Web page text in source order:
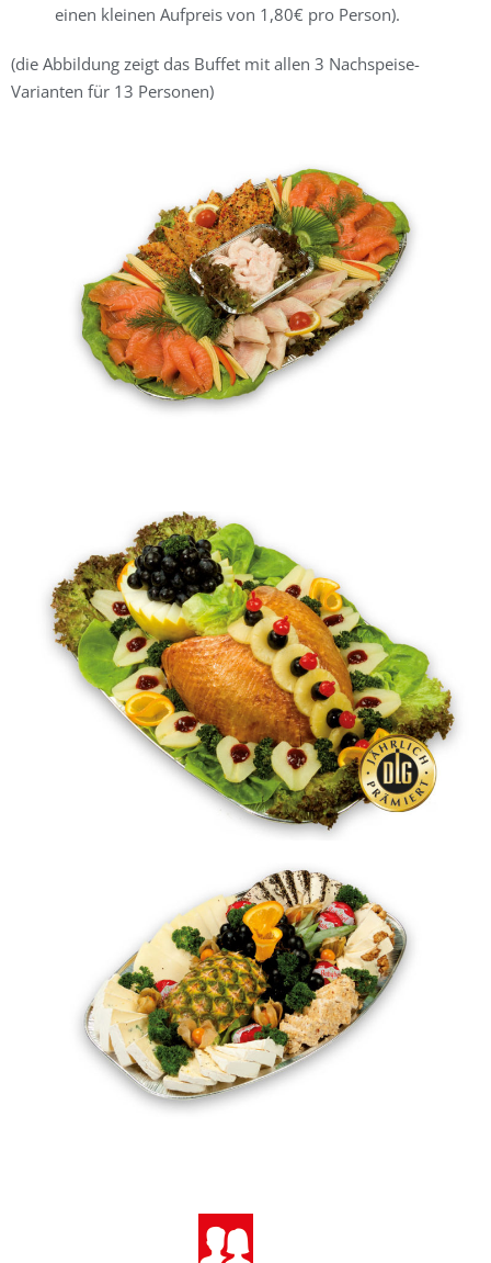
einen kleinen Aufpreis von 1,80€ pro Person).
(die Abbildung zeigt das Buffet mit allen 3 Nachspeise-
Varianten für 13 Personen)